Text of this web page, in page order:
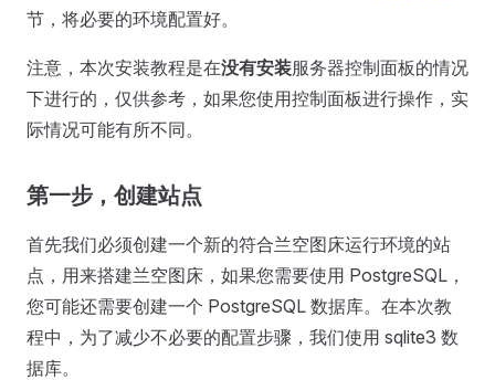
节，将必要的环境配置好。
注意，本次安装教程是在没有安装服务器控制面板的情况
下进行的，仅供参考，如果您使用控制面板进行操作，实
际情况可能有所不同。
第一步，创建站点
首先我们必须创建一个新的符合兰空图床运行环境的站
点，用来搭建兰空图床，如果您需要使用 PostgreSQL，
您可能还需要创建一个 PostgreSQL 数据库。在本次教
程中，为了减少不必要的配置步骤，我们使用 sqlite3 数
据库。